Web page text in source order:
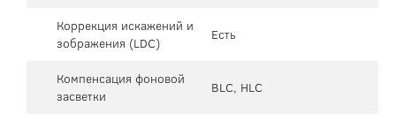
Коррекция искажений и
зображения (LDC)
Есть
Компенсация фоновой
засветки
BLC, HLC